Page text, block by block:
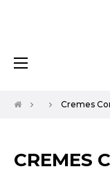
Toggle
☰
Cremes
CREMES